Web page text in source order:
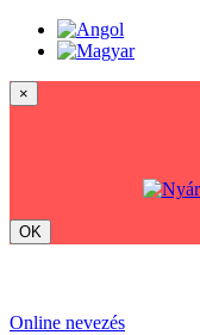
×
OK
Online nevezés